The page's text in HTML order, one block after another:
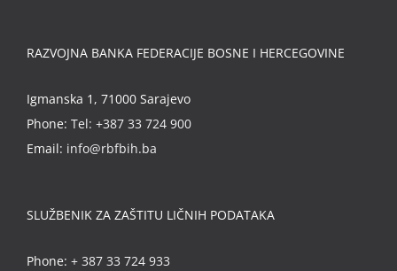
RAZVOJNA BANKA FEDERACIJE BOSNE I HERCEGOVINE
Igmanska 1, 71000 Sarajevo
Phone: Tel: +387 33 724 900
Email: info@rbfbih.ba
SLUŽBENIK ZA ZAŠTITU LIČNIH PODATAKA
Phone: + 387 33 724 933